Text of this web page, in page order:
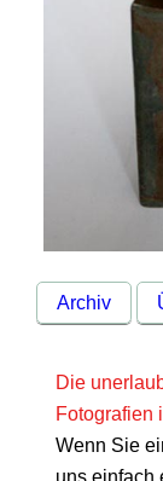
Archiv
Die
Fotografien
Wenn Sie